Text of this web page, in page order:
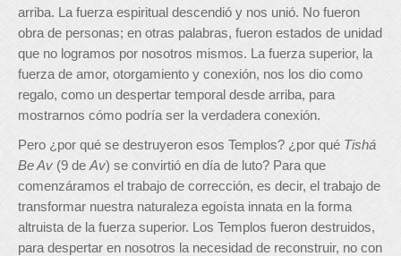
arriba. La fuerza espiritual descendió y nos unió. No fueron
obra de personas; en otras palabras, fueron estados de unidad
que no logramos por nosotros mismos. La fuerza superior, la
fuerza de amor, otorgamiento y conexión, nos los dio como
regalo, como un despertar temporal desde arriba, para
mostrarnos cómo podría ser la verdadera conexión.
Pero ¿por qué se destruyeron esos Templos? ¿por qué Tishá
Be Av (9 de Av) se convirtió en día de luto? Para que
comenzáramos el trabajo de corrección, es decir, el trabajo de
transformar nuestra naturaleza egoísta innata en la forma
altruista de la fuerza superior. Los Templos fueron destruidos,
para despertar en nosotros la necesidad de reconstruir, no con